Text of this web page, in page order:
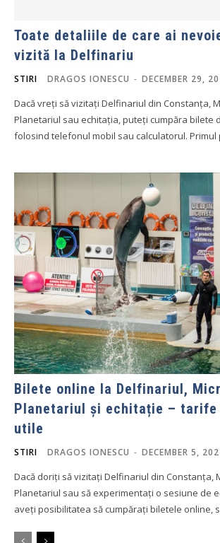
Toate detaliile de care ai
vizită la Delfinariu
STIRI DRAGOS IONESCU - DECEMBER 29,
Dacă vreți să vizitați Delfinariul din Constanța,
Planetariul sau echitația, puteți cumpăra bilete
folosind telefonul mobil sau calculatorul. Primul
Bilete online la Delfinariul,
Planetariul și echitație –
utile
STIRI DRAGOS IONESCU - DECEMBER 5,
Dacă doriți să vizitați Delfinariul din Constanța,
Planetariul sau să experimentați o sesiune de
aveți posibilitatea să cumpărați biletele online,